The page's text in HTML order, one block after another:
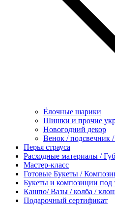
Ёлочные шарики
Шишки и прочие
Новогодний декор
Венок / подсвечник
Перья страуса
Расходные материалы /
Мастер-класс
Готовые Букеты /
Букеты и композиции под
Кашпо/ Вазы / колба /
Подарочный сертификат